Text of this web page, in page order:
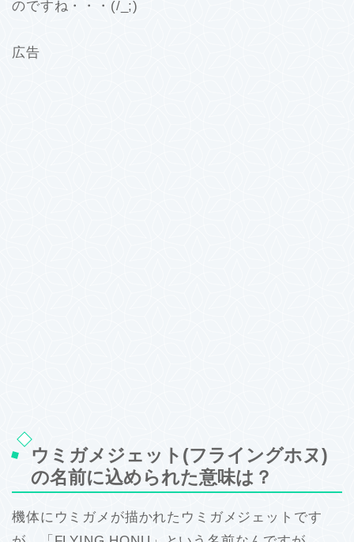
のですね・・・(/_;)
広告
ウミガメジェット(フライングホヌ)
の名前に込められた意味は？
機体にウミガメが描かれたウミガメジェットです